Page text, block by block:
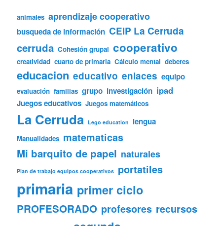
animales aprendizaje cooperativo
busqueda de información CEIP La Cerruda
cerruda Cohesión grupal cooperativo
creatividad cuarto de primaria Cálculo mental deberes
educacion educativo enlaces equipo
evaluación familias grupo investigación ipad
Juegos educativos Juegos matemáticos
La Cerruda Lego education lengua
Manualidades matematicas
Mi barquito de papel naturales
Plan de trabajo equipos cooperativos portatiles
primaria primer ciclo
PROFESORADO profesores recursos